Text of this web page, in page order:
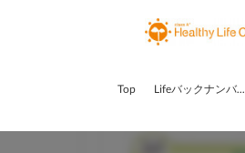
Top Lifeバックナンバー